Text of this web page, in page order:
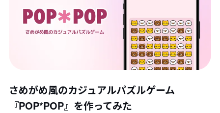
さめがめ風のカジュアルパズルゲーム
『POP*POP』を作ってみた